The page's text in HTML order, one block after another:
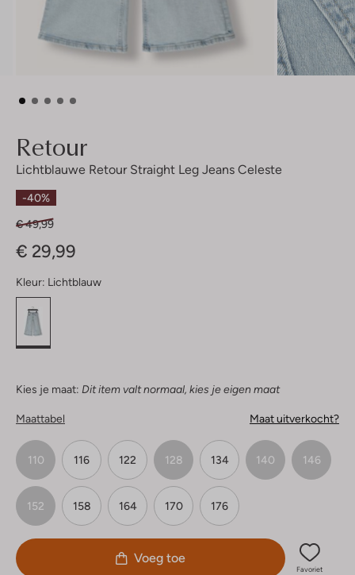
Retour
Lichtblauwe Retour Straight Leg Jeans Celeste
-40%
€ 49,99
€ 29,99
Kleur: Lichtblauw
Kies je maat: Dit item valt normaal, kies je eigen maat
Maattabel Maat uitverkocht?
110 116 122 128 134 140 146
152 158 164 170 176
Voeg toe
Favoriet